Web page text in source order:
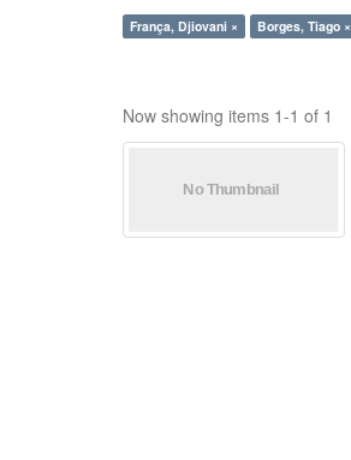
França, Djiovani × Borges, Tiago ×
Now showing items 1-1 of 1